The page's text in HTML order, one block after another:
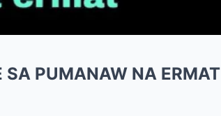
SA PUMANAW NA ERMAT